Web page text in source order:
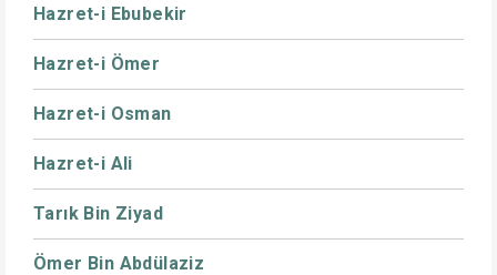
Hazret-i Ebubekir
Hazret-i Ömer
Hazret-i Osman
Hazret-i Ali
Tarık Bin Ziyad
Ömer Bin Abdülaziz